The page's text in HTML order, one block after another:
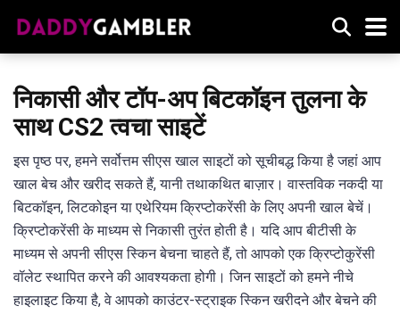
निकासी और टॉप-अप बिटकॉइन तुलना के
साथ CS2 त्वचा साइटें
इस पृष्ठ पर, हमने सर्वोत्तम सीएस खाल साइटों को सूचीबद्ध किया है जहां आप
खाल बेच और खरीद सकते हैं, यानी तथाकथित बाज़ार। वास्तविक नकदी या
बिटकॉइन, लिटकोइन या एथेरियम क्रिप्टोकरेंसी के लिए अपनी खाल बेचें।
क्रिप्टोकरेंसी के माध्यम से निकासी तुरंत होती है। यदि आप बीटीसी के
माध्यम से अपनी सीएस स्किन बेचना चाहते हैं, तो आपको एक क्रिप्टोकुरेंसी
वॉलेट स्थापित करने की आवश्यकता होगी। जिन साइटों को हमने नीचे
हाइलाइट किया है, वे आपको काउंटर-स्ट्राइक स्किन खरीदने और बेचने की